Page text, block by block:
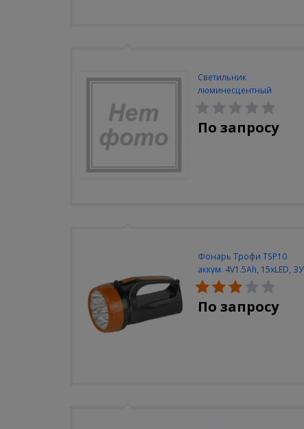
Светильник
люминесцентный
Navigator NEL-A2-E130-T4-
840/WH
По запросу
Фонарь Трофи TSP10
аккум. 4V1.5Ah, 15xLED, ЗУ
вилка 220V
По запросу